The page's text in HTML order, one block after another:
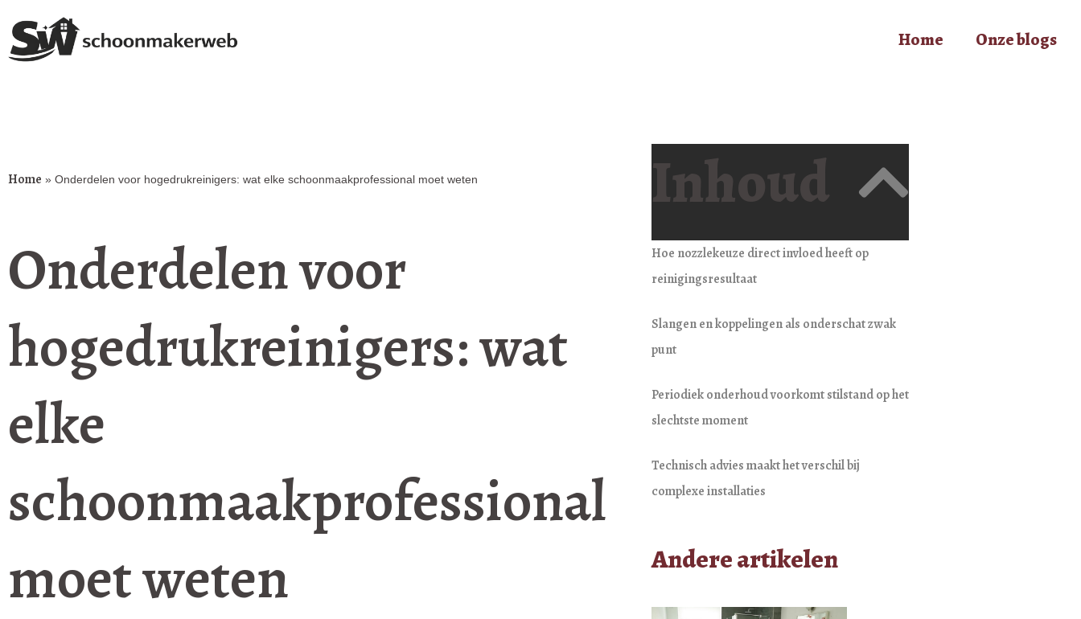
Home Onze blogs
Home » Onderdelen voor hogedrukreinigers: wat elke schoonmaakprofessional moet weten
Onderdelen voor
hogedrukreinigers: wat
elke
schoonmaakprofessional
moet weten
Inhoud
Hoe nozzlekeuze direct invloed heeft op
reinigingsresultaat
Slangen en koppelingen als onderschat zwak
punt
Periodiek onderhoud voorkomt stilstand op het
slechtste moment
Technisch advies maakt het verschil bij
complexe installaties
Andere artikelen